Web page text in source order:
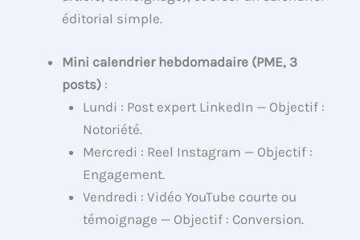
éditorial simple.
Mini calendrier hebdomadaire (PME, 3
posts) :
Lundi : Post expert LinkedIn — Objectif :
Notoriété.
Mercredi : Reel Instagram — Objectif :
Engagement.
Vendredi : Vidéo YouTube courte ou
témoignage — Objectif : Conversion.